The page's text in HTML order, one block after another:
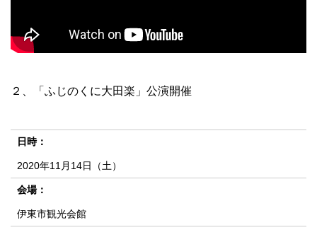
２、「ふじのくに大田楽」公演開催
日時：
2020年11月14日（土）
会場：
伊東市観光会館